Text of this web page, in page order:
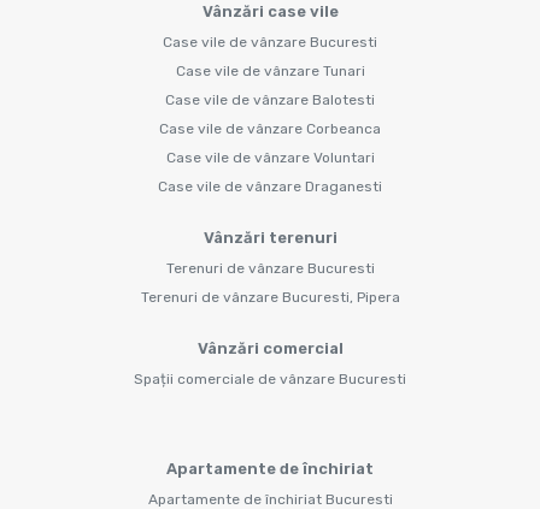
Vânzări case vile
Case vile de vânzare Bucuresti
Case vile de vânzare Tunari
Case vile de vânzare Balotesti
Case vile de vânzare Corbeanca
Case vile de vânzare Voluntari
Case vile de vânzare Draganesti
Vânzări terenuri
Terenuri de vânzare Bucuresti
Terenuri de vânzare Bucuresti, Pipera
Vânzări comercial
Spații comerciale de vânzare Bucuresti
Apartamente de închiriat
Apartamente de închiriat Bucuresti